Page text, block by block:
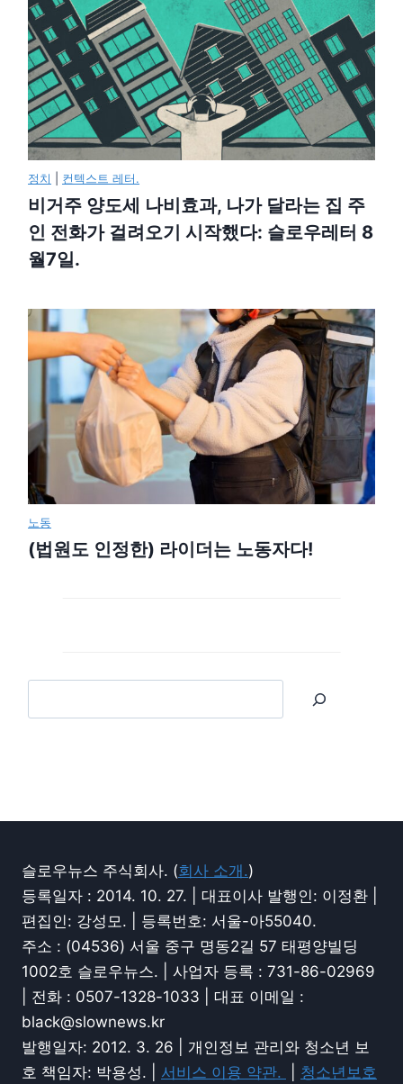
정치 컨텍스트 레터.
비거주 양도세 나비효과, 나가 달라는 집 주
인 전화가 걸려오기 시작했다: 슬로우레터 8
월7일.
노동
(법원도 인정한) 라이더는 노동자다!
슬로우뉴스 주식회사. (회사 소개.)
등록일자 : 2014. 10. 27. | 대표이사 발행인: 이정환 |
편집인: 강성모. | 등록번호: 서울-아55040.
주소 : (04536) 서울 중구 명동2길 57 태평양빌딩
1002호 슬로우뉴스. | 사업자 등록 : 731-86-02969
| 전화 : 0507-1328-1033 | 대표 이메일 :
black@slownews.kr
발행일자: 2012. 3. 26 | 개인정보 관리와 청소년 보
호 책임자: 박용성. | 서비스 이용 약관. 청소년보호